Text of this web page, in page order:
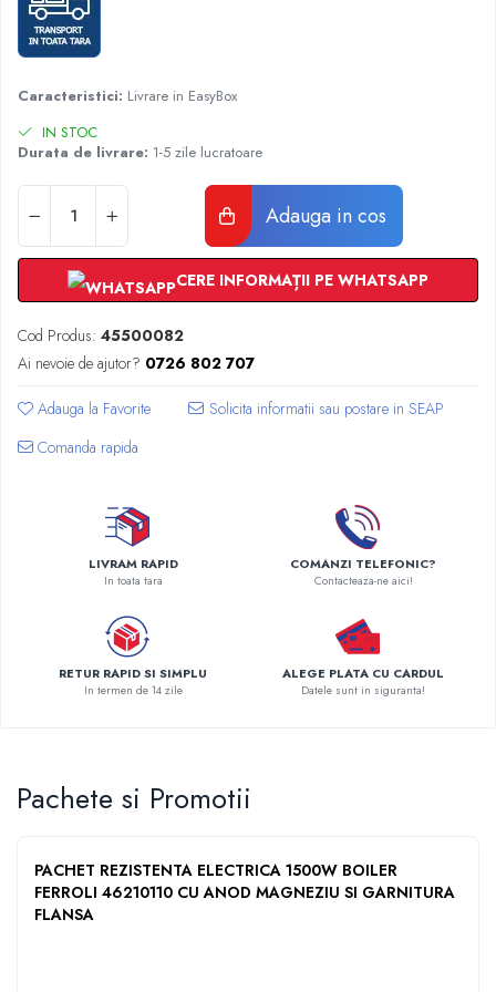
Radiatoare Otel Vogel&Noot
Radiatoare Otel Korado
Radiatoare de Baie Purmo Banga
Automatizare Termostate
Termostate centrala ambient
Detectoare de inundatie
Stabilizatoare de tensiune
Panouri solare apa calda
Accesorii panouri solare apa calda
Kituri panouri solare apa calda
Automatizari panouri solare
Teava flexibila inox si fitinguri panouri
Pompe de caldura
Centrale peleti lemn
Caracteristici: Livrare in EasyBox
IN STOC
Durata de livrare: 1-5 zile lucratoare
Adauga in cos
CERE INFORMAȚII PE WHATSAPP
Cod Produs: 45500082
Ai nevoie de ajutor? 0726 802 707
Adauga la Favorite
Comanda rapida
LIVRAM RAPID
In toata tara
COMANZI TELEFONIC?
Contacteaza-ne aici!
RETUR RAPID SI SIMPLU
In termen de 14 zile
ALEGE PLATA CU CARDUL
Datele sunt in siguranta!
Pachete si Promotii
PACHET REZISTENTA ELECTRICA 1500W BOILER
FERROLI 46210110 CU ANOD MAGNEZIU SI GARNITURA
FLANSA